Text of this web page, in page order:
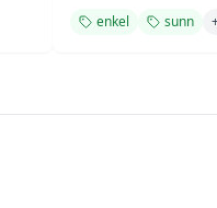
enkel sunn